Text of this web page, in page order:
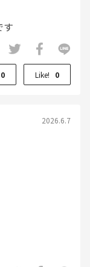
す
0 Like! 0
2026.6.7